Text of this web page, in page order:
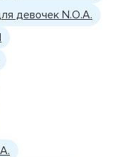
девочек N.O.A.